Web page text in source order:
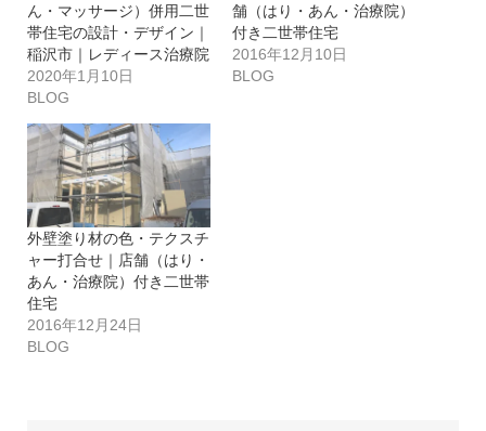
ん・マッサージ）併用二世
帯住宅の設計・デザイン｜
稲沢市｜レディース治療院
2020年1月10日
BLOG
舗（はり・あん・治療院）
付き二世帯住宅
2016年12月10日
BLOG
外壁塗り材の色・テクスチ
ャー打合せ｜店舗（はり・
あん・治療院）付き二世帯
住宅
2016年12月24日
BLOG